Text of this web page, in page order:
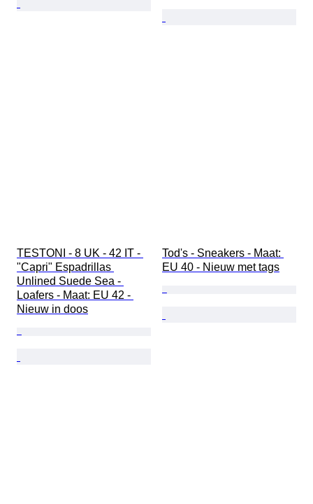
TESTONI - 8 UK - 42 IT -
"Capri" Espadrillas
Unlined Suede Sea -
Loafers - Maat: EU 42 -
Nieuw in doos
Tod's - Sneakers - Maat:
EU 40 - Nieuw met tags